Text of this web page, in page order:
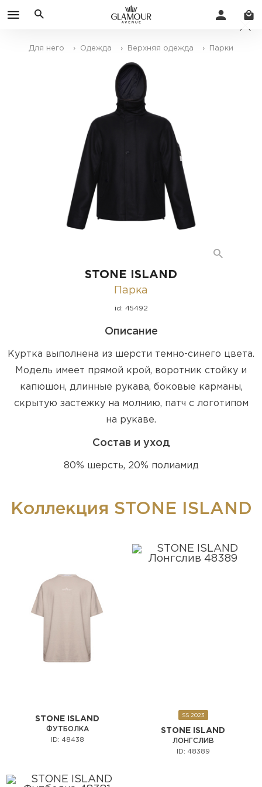
Для него › Одежда › Верхняя одежда › Парки
STONE ISLAND
Парка
id: 45492
Описание
Куртка выполнена из шерсти темно-синего цвета.
Модель имеет прямой крой, воротник стойку и
капюшон, длинные рукава, боковые карманы,
скрытую застежку на молнию, патч с логотипом
на рукаве.
Состав и уход
80% шерсть, 20% полиамид
Коллекция STONE ISLAND
STONE ISLAND
ФУТБОЛКА
ID: 48438
SS 2023
STONE ISLAND
ЛОНГСЛИВ
ID: 48389